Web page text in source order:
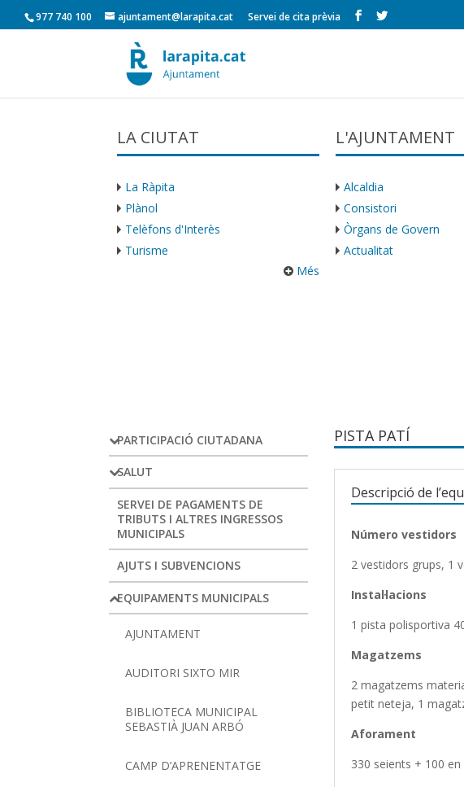
977 740 100 ajuntament@larapita.cat Servei de cita prèvia
LA CIUTAT
La Ràpita
Plànol
Telèfons d'Interès
Turisme
Més
L'AJUNTAMENT
Alcaldia
Consistori
Òrgans de Govern
Actualitat
PARTICIPACIÓ CIUTADANA
SALUT
SERVEI DE PAGAMENTS DE
TRIBUTS I ALTRES INGRESSOS
MUNICIPALS
AJUTS I SUBVENCIONS
EQUIPAMENTS MUNICIPALS
AJUNTAMENT
AUDITORI SIXTO MIR
BIBLIOTECA MUNICIPAL
SEBASTIÀ JUAN ARBÓ
CAMP D’APRENENTATGE
PISTA PATÍ
Descripció de
Número vestidors
2 vestidors grups, 1
Instal·lacions
1 pista polisportiva
Magatzems
2 magatzems
petit neteja, 1
Aforament
330 seients + 100 en